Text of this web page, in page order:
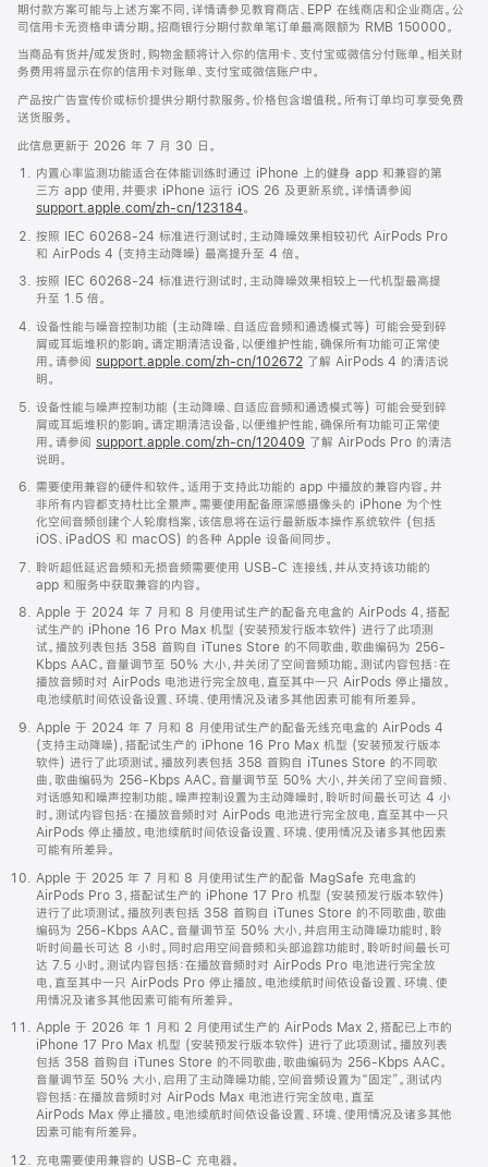
期付款方案可能与上述方案不同，详情请参见教育商店、EPP 在线商店和企业商店。公
司信用卡无资格申请分期。招商银行分期付款单笔订单最高限额为 RMB 150000。
当商品有货并/或发货时，购物金额将计入你的信用卡、支付宝或微信分付账单。相关财
务费用将显示在你的信用卡对账单、支付宝或微信账户中。
产品按广告宣传价或标价提供分期付款服务。价格包含增值税。所有订单均可享受免费
送货服务。
此信息更新于 2026 年 7 月 30 日。
内置心率监测功能适合在体能训练时通过 iPhone 上的健身 app 和兼容的第
三方 app 使用，并要求 iPhone 运行 iOS 26 及更新系统。详情请参阅
support.apple.com/zh-cn/123184。
按照 IEC 60268-24 标准进行测试时，主动降噪效果相较初代 AirPods Pro
和 AirPods 4 (支持主动降噪) 最高提升至 4 倍。
按照 IEC 60268-24 标准进行测试时，主动降噪效果相较上一代机型最高提
升至 1.5 倍。
设备性能与噪音控制功能 (主动降噪、自适应音频和通透模式等) 可能会受到碎
屑或耳垢堆积的影响。请定期清洁设备，以便维护性能，确保所有功能可正常使
用。请参阅 support.apple.com/zh-cn/102672 了解 AirPods 4 的清洁说
明。
设备性能与噪声控制功能 (主动降噪、自适应音频和通透模式等) 可能会受到碎
屑或耳垢堆积的影响。请定期清洁设备，以便维护性能，确保所有功能可正常使
用。请参阅 support.apple.com/zh-cn/120409 了解 AirPods Pro 的清洁
说明。
需要使用兼容的硬件和软件。适用于支持此功能的 app 中播放的兼容内容。并
非所有内容都支持杜比全景声。需要使用配备原深感摄像头的 iPhone 为个性
化空间音频创建个人轮廓档案，该信息将在运行最新版本操作系统软件 (包括
iOS、iPadOS 和 macOS) 的各种 Apple 设备间同步。
聆听超低延迟音频和无损音频需要使用 USB-C 连接线，并从支持该功能的
app 和服务中获取兼容的内容。
Apple 于 2024 年 7 月和 8 月使用试生产的配备充电盒的 AirPods 4，搭配
试生产的 iPhone 16 Pro Max 机型 (安装预发行版本软件) 进行了此项测
试。播放列表包括 358 首购自 iTunes Store 的不同歌曲，歌曲编码为 256-
Kbps AAC。音量调节至 50% 大小，并关闭了空间音频功能。测试内容包括：在
播放音频时对 AirPods 电池进行完全放电，直至其中一只 AirPods 停止播放。
电池续航时间依设备设置、环境、使用情况及诸多其他因素可能有所差异。
Apple 于 2024 年 7 月和 8 月使用试生产的配备无线充电盒的 AirPods 4
(支持主动降噪)，搭配试生产的 iPhone 16 Pro Max 机型 (安装预发行版本
软件) 进行了此项测试。播放列表包括 358 首购自 iTunes Store 的不同歌
曲，歌曲编码为 256-Kbps AAC。音量调节至 50% 大小，并关闭了空间音频、
对话感知和噪声控制功能。噪声控制设置为主动降噪时，聆听时间最长可达 4 小
时。测试内容包括：在播放音频时对 AirPods 电池进行完全放电，直至其中一只
AirPods 停止播放。电池续航时间依设备设置、环境、使用情况及诸多其他因素
可能有所差异。
Apple 于 2025 年 7 月和 8 月使用试生产的配备 MagSafe 充电盒的
AirPods Pro 3，搭配试生产的 iPhone 17 Pro 机型 (安装预发行版本软件)
进行了此项测试。播放列表包括 358 首购自 iTunes Store 的不同歌曲，歌曲
编码为 256-Kbps AAC。音量调节至 50% 大小，并启用主动降噪功能时，聆
听时间最长可达 8 小时。同时启用空间音频和头部追踪功能时，聆听时间最长可
达 7.5 小时。测试内容包括：在播放音频时对 AirPods Pro 电池进行完全放
电，直至其中一只 AirPods Pro 停止播放。电池续航时间依设备设置、环境、使
用情况及诸多其他因素可能有所差异。
Apple 于 2026 年 1 月和 2 月使用试生产的 AirPods Max 2，搭配已上市的
iPhone 17 Pro Max 机型 (安装预发行版本软件) 进行了此项测试。播放列表
包括 358 首购自 iTunes Store 的不同歌曲，歌曲编码为 256-Kbps AAC。
音量调节至 50% 大小，启用了主动降噪功能，空间音频设置为“固定”。测试内
容包括：在播放音频时对 AirPods Max 电池进行完全放电，直至
AirPods Max 停止播放。电池续航时间依设备设置、环境、使用情况及诸多其他
因素可能有所差异。
充电需要使用兼容的 USB-C 充电器。